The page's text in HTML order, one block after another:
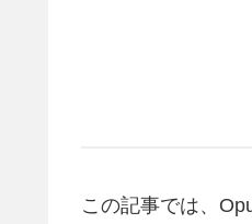
この記事では、